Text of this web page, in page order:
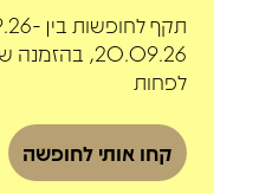
תקף
לפחות
קחו אותי לחופשה